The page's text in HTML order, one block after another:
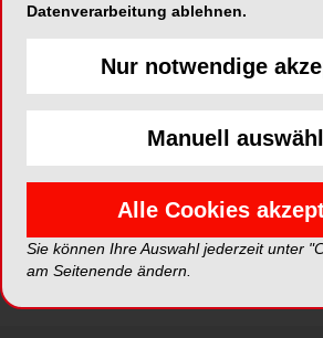
Fax:
+49 (0) 61 84 - 90 10 57
E-Mail:
office@snhc.de
*Die Beiträge in dieser Rubrik stammen von
spiegeln nicht die Meinung der Redaktion
Datenverarbeitung ablehnen.
Nur notwendige
Manuell
Alle Cookies
Sie können Ihre Auswahl jederzeit unter
am Seitenende ändern.